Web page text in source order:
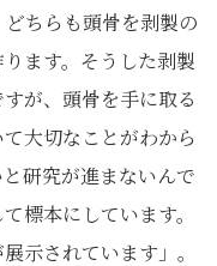
ちらも頭骨を剥製の
ます。そうした剥製
が、頭骨を手に取る
大切なことがわから
研究が進まないんで
標本にしています。
示されています」。